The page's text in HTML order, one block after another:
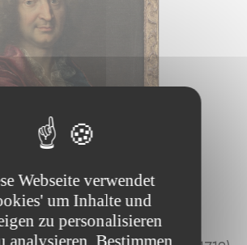
Webseite verwendet
um Inhalte und
zu personalisieren
analysieren. Bestimmen